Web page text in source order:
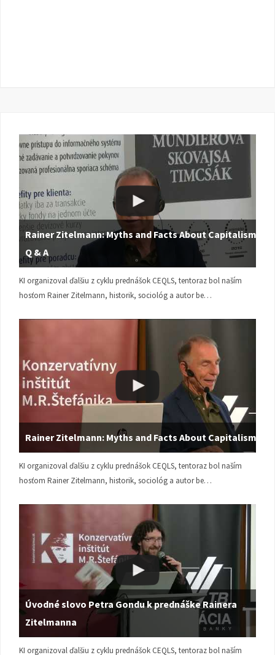
Rainer Zitelmann: Myths and Facts About Capitalism |
Q & A
KI organizoval ďalšiu z cyklu prednášok CEQLS, tentoraz bol naším
hosťom Rainer Zitelmann, historik, sociológ a autor be…
Rainer Zitelmann: Myths and Facts About Capitalism
KI organizoval ďalšiu z cyklu prednášok CEQLS, tentoraz bol naším
hosťom Rainer Zitelmann, historik, sociológ a autor be…
Úvodné slovo Petra Gondu k prednáške Rainera
Zitelmanna
KI organizoval ďalšiu z cyklu prednášok CEQLS, tentoraz bol naším